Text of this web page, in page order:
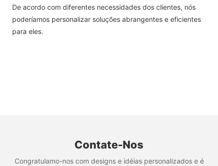
De acordo com diferentes necessidades dos clientes, nós
poderíamos personalizar soluções abrangentes e eficientes
para eles.
Contate-Nos
Congratulamo-nos com designs e idéias personalizados e é